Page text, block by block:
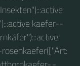
kaefer--